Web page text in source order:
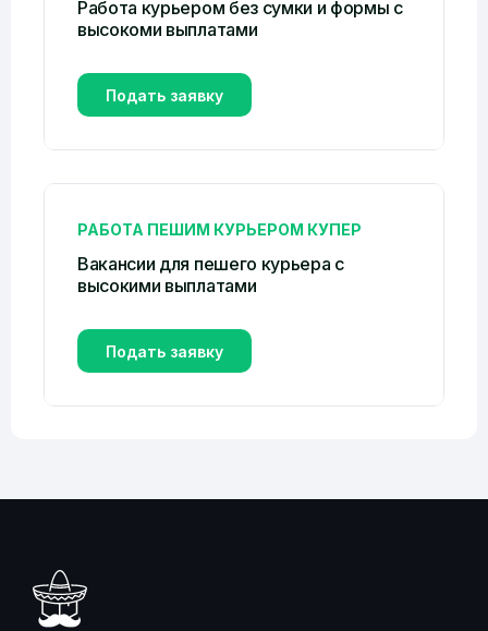
Работа курьером без сумки и формы c
высокоми выплатами
Подать заявку
РАБОТА ПЕШИМ КУРЬЕРОМ КУПЕР
Вакансии для пешего курьера с
высокими выплатами
Подать заявку